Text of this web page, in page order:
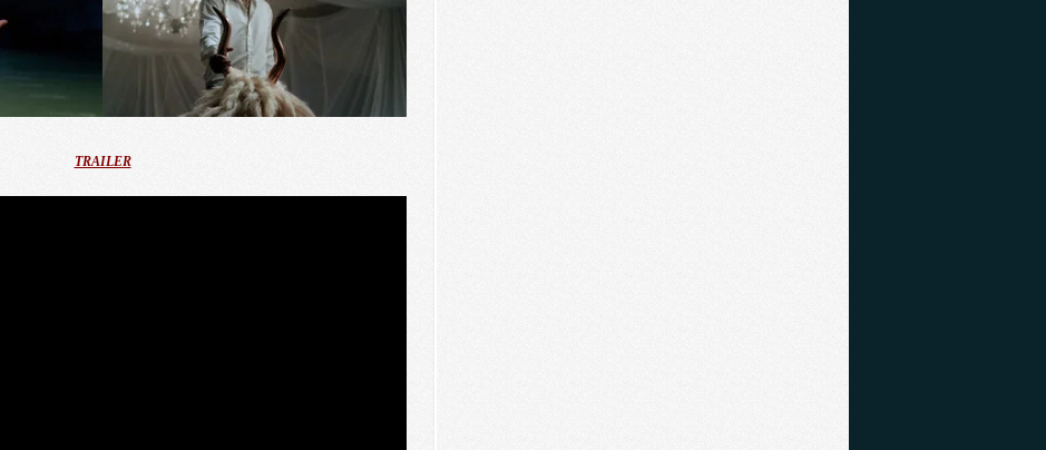
TRAILER